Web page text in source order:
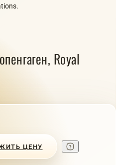
Royal
ЦЕНУ